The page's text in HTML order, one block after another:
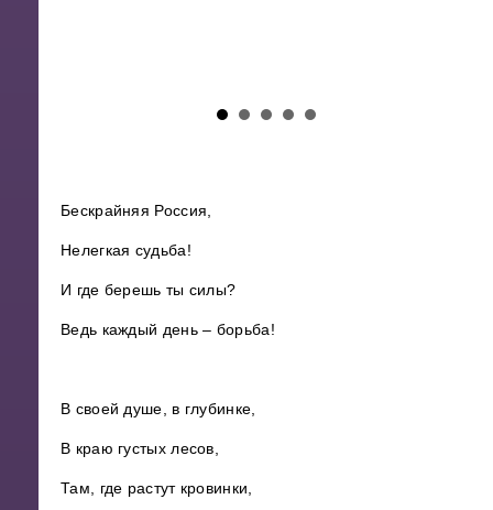
Бескрайняя Россия,
Нелегкая судьба!
И где берешь ты силы?
Ведь каждый день – борьба!
В своей душе, в глубинке,
В краю густых лесов,
Там, где растут кровинки,